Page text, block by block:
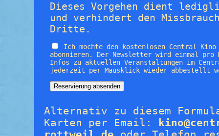
Dieses Vorgehen dient
und verhindert den
Dritte.
Ich möchte den kostenlosen Central
abonnieren. Der Newsletter wird einmal pro
Infos zu aktuellen Veranstaltungen im
jederzeit per Mausklick wieder abbestellt
Alternativ zu diesem
Karten per Email: